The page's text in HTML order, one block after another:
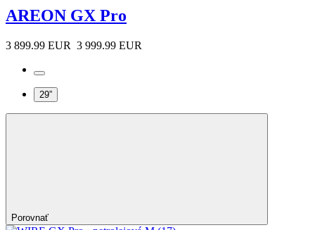
AREON GX Pro
3 899.99 EUR 3 999.99 EUR
29”
Porovnať